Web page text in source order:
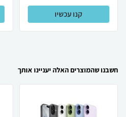
קנו עכשיו
חשבנו שהמוצרים האלה יעניינו אותך